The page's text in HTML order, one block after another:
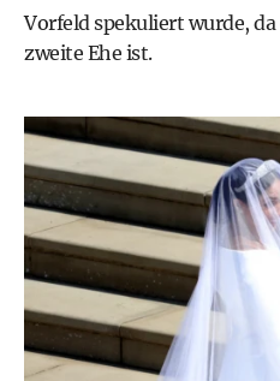
Vorfeld spekuliert wurde,
zweite Ehe ist.